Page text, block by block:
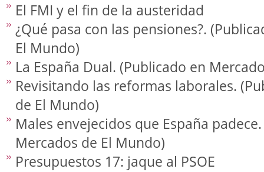
El FMI y el fin de la austeridad
¿Qué pasa con las pensiones?.
El Mundo)
La España Dual. (Publicado en
Revisitando las reformas laborales.
de El Mundo)
Males envejecidos que España
Mercados de El Mundo)
Presupuestos 17: jaque al PSOE